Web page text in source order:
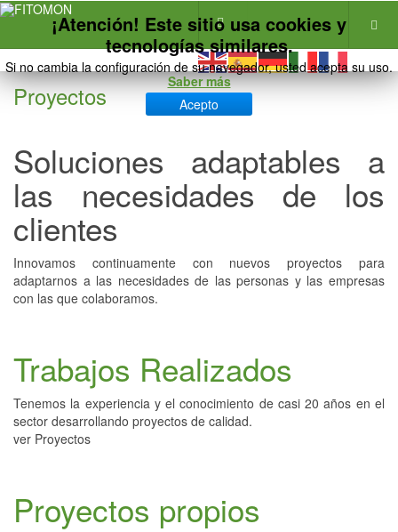
Proyectos
Soluciones adaptables a
las necesidades de los
clientes
Innovamos continuamente con nuevos proyectos para
adaptarnos a las necesidades de las personas y las empresas
con las que colaboramos.
Trabajos Realizados
Tenemos la experiencia y el conocimiento de casi 20 años en el
sector desarrollando proyectos de calidad.
ver Proyectos
Proyectos propios
¡Atención! Este sitio usa cookies y
tecnologías similares.
Si no cambia la configuración de su navegador, usted acepta su uso.
Saber más
Acepto